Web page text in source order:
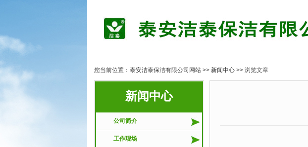
您当前位置： 泰安洁泰保洁有限公司网站>> 新闻中心>> 浏览文章
新闻中心
公司简介
工作现场